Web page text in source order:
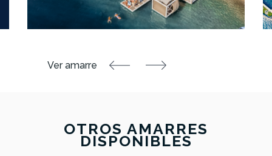
OTROS AMARRES
DISPONIBLES